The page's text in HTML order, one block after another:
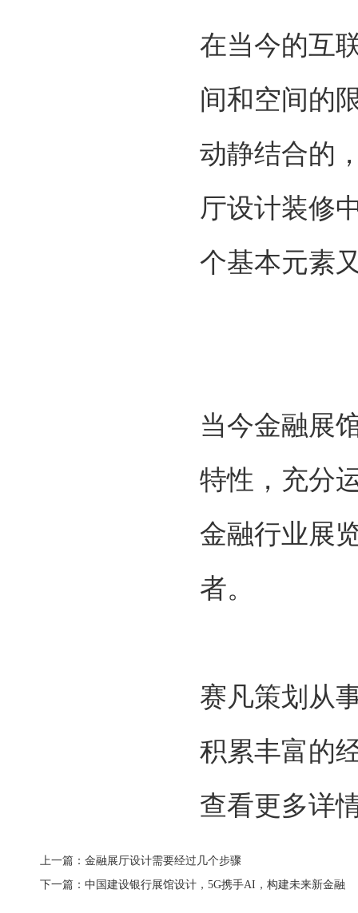
在当今的互
间和空间的
动静结合的
厅设计装修
个基本元素
当今金融展
特性，充分
金融行业展
者。
赛凡策划从
积累丰富的
查看更多详
上一篇：金融展厅设计需要经过几个步骤
下一篇：中国建设银行展馆设计，5G携手AI，构建未来新金融